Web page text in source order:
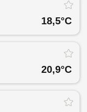
18,5°C
20,9°C